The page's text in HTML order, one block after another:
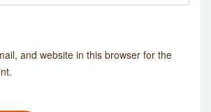
and website in this browser for the